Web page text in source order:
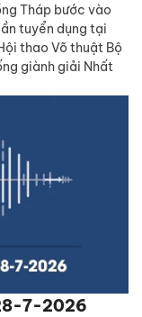
Tháp bước vào
tuyển dụng tại
thao Võ thuật Bộ
giành giải Nhất
7-2026